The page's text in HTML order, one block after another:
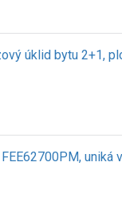
úklid bytu 2+1,
uniká